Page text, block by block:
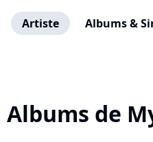
Artiste Albums &
Albums de